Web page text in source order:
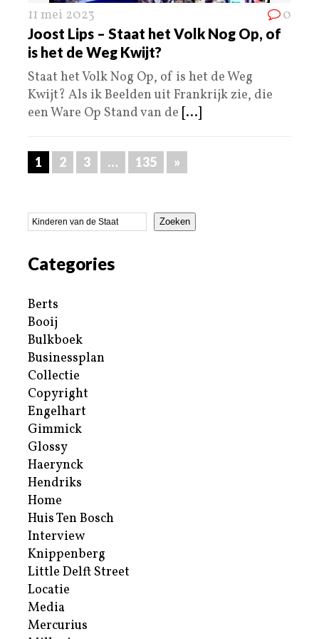
11 mei 2023 0
Joost Lips – Staat het Volk Nog Op, of
is het de Weg Kwijt?
Staat het Volk Nog Op, of is het de Weg
Kwijt? Als ik Beelden uit Frankrijk zie, die
een Ware Op Stand van de [...]
1 2 3 … 135 »
Zoeken
Categories
Berts
Booij
Bulkboek
Businessplan
Collectie
Copyright
Engelhart
Gimmick
Glossy
Haerynck
Hendriks
Home
Huis Ten Bosch
Interview
Knippenberg
Little Delft Street
Locatie
Media
Mercurius